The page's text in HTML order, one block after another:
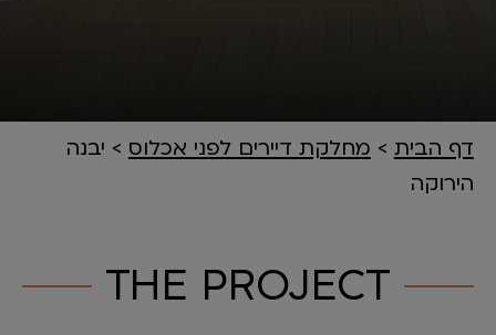
דף הבית > מחלקת דיירים לפני אכלוס > יבנה
הירוקה
THE PROJECT